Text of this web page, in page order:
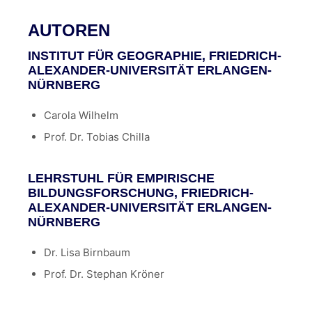
AUTOREN
INSTITUT FÜR GEOGRAPHIE, FRIEDRICH-
ALEXANDER-UNIVERSITÄT ERLANGEN-
NÜRNBERG
Carola Wilhelm
Prof. Dr. Tobias Chilla
LEHRSTUHL FÜR EMPIRISCHE
BILDUNGSFORSCHUNG, FRIEDRICH-
ALEXANDER-UNIVERSITÄT ERLANGEN-
NÜRNBERG
Dr. Lisa Birnbaum
Prof. Dr. Stephan Kröner